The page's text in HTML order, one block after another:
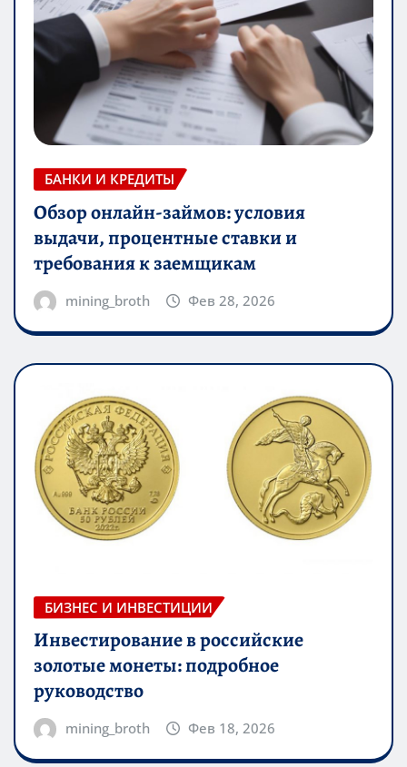
БАНКИ И КРЕДИТЫ
Обзор онлайн-займов: условия
выдачи, процентные ставки и
требования к заемщикам
mining_broth Фев 28, 2026
БИЗНЕС И ИНВЕСТИЦИИ
Инвестирование в российские
золотые монеты: подробное
руководство
mining_broth Фев 18, 2026